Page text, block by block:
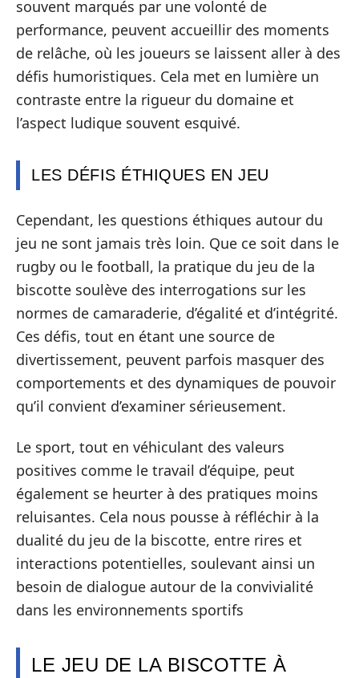
souvent marqués par une volonté de
performance, peuvent accueillir des moments
de relâche, où les joueurs se laissent aller à des
défis humoristiques. Cela met en lumière un
contraste entre la rigueur du domaine et
l’aspect ludique souvent esquivé.
LES DÉFIS ÉTHIQUES EN JEU
Cependant, les questions éthiques autour du
jeu ne sont jamais très loin. Que ce soit dans le
rugby ou le football, la pratique du jeu de la
biscotte soulève des interrogations sur les
normes de camaraderie, d’égalité et d’intégrité.
Ces défis, tout en étant une source de
divertissement, peuvent parfois masquer des
comportements et des dynamiques de pouvoir
qu’il convient d’examiner sérieusement.
Le sport, tout en véhiculant des valeurs
positives comme le travail d’équipe, peut
également se heurter à des pratiques moins
reluisantes. Cela nous pousse à réfléchir à la
dualité du jeu de la biscotte, entre rires et
interactions potentielles, soulevant ainsi un
besoin de dialogue autour de la convivialité
dans les environnements sportifs
LE JEU DE LA BISCOTTE À